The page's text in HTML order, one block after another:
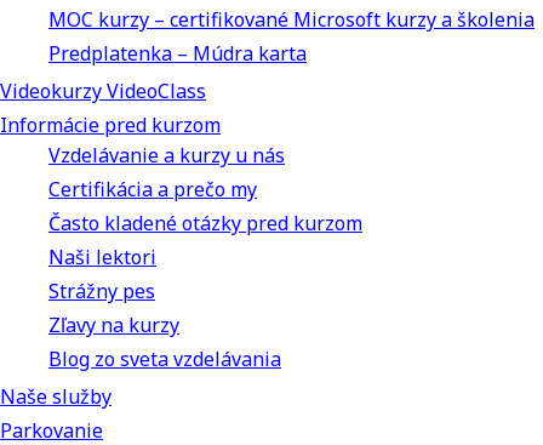
MOC kurzy – certifikované Microsoft kurzy a školenia
Predplatenka – Múdra karta
Videokurzy VideoClass
Informácie pred kurzom
Vzdelávanie a kurzy u nás
Certifikácia a prečo my
Často kladené otázky pred kurzom
Naši lektori
Strážny pes
Zľavy na kurzy
Blog zo sveta vzdelávania
Naše služby
Parkovanie